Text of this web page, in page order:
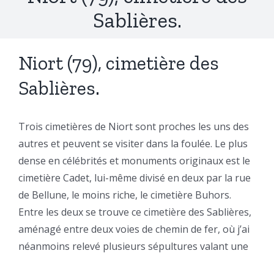
Sablières.
Niort (79), cimetière des
Sablières.
Trois cimetières de Niort sont proches les uns des
autres et peuvent se visiter dans la foulée. Le plus
dense en célébrités et monuments originaux est le
cimetière Cadet, lui-même divisé en deux par la rue
de Bellune, le moins riche, le cimetière Buhors.
Entre les deux se trouve ce cimetière des Sablières,
aménagé entre deux voies de chemin de fer, où j’ai
néanmoins relevé plusieurs sépultures valant une